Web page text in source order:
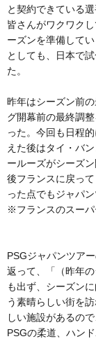
と契約できている
皆さんがワクワク
ーズンを準備して
としても、日本で
た。
昨年はシーズン前
グ開幕前の最終調
った。今回も日程
えた後はタイ・バ
ールーズがシーズ
後フランスに戻っ
った点でもジャパ
※フランスのスー
PSGジャパンツア
返って、「（昨年
も出ず、シーズン
う素晴らしい街を
しい施設があるの
PSGの柔道、ハン